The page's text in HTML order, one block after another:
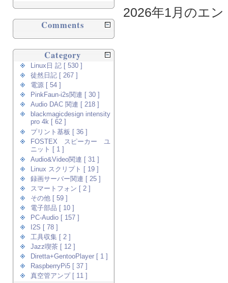
2026年1月のエ
Comments
Category
Linux日 記 [ 530 ]
徒然日記 [ 267 ]
電源 [ 54 ]
PinkFaun-i2s関連 [ 30 ]
Audio DAC 関連 [ 218 ]
blackmagicdesign intensity
pro 4k [ 62 ]
プリント基板 [ 36 ]
FOSTEX スピーカー ユ
ニット [ 1 ]
Audio&Video関連 [ 31 ]
Linux スクリプト [ 19 ]
録画サーバー関連 [ 25 ]
スマートフォン [ 2 ]
その他 [ 59 ]
電子部品 [ 10 ]
PC-Audio [ 157 ]
I2S [ 78 ]
工具収集 [ 2 ]
Jazz喫茶 [ 12 ]
Diretta+GentooPlayer [ 1 ]
RaspberryPi5 [ 37 ]
真空管アンプ [ 11 ]